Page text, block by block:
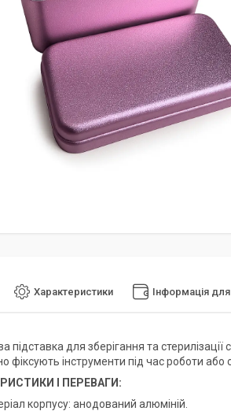
Характеристики Інформація
підставка для зберігання та
фіксують інструменти під час роботи або
І ПЕРЕВАГИ:
корпусу: анодований алюміній.